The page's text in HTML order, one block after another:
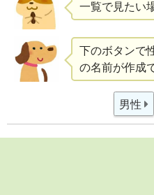
一覧で見たい
下のボタンで
の名前が作成
男性